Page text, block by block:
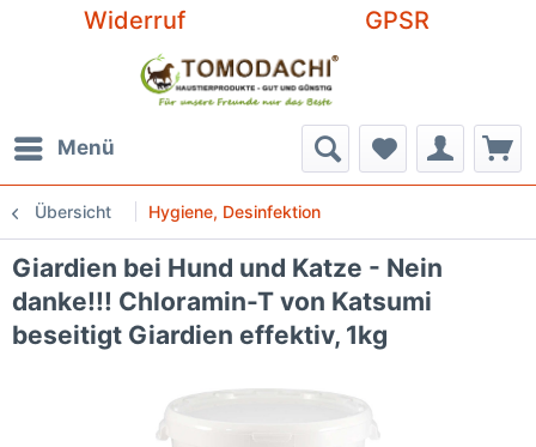
Widerruf GPSR
Menü
Übersicht Hygiene, Desinfektion
Giardien bei Hund und Katze - Nein
danke!!! Chloramin-T von Katsumi
beseitigt Giardien effektiv, 1kg